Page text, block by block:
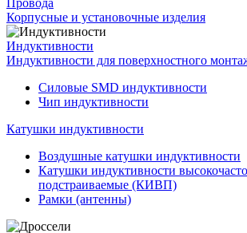
Провода
Корпусные и установочные изделия
Индуктивности
Индуктивности для поверхностного
Силовые SMD индуктивности
Чип индуктивности
Катушки индуктивности
Воздушные катушки индуктивности
Катушки индуктивности
подстраиваемые (КИВП)
Рамки (антенны)